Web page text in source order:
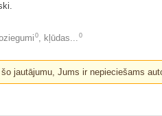
0, kļūdas... 0
jautājumu, Jums ir nepieciešams